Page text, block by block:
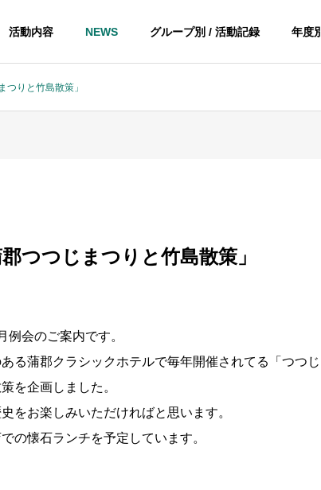
活動内容 NEWS グループ別 / 活動記録 年度
りと竹島散策」
つつじまつりと竹島散策」
会のご案内です。
る蒲郡クラシックホテルで毎年開催されてる「つつ
を企画しました。
をお楽しみいただければと思います。
の懐石ランチを予定しています。